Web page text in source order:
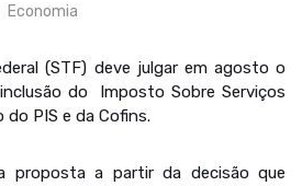
Economia
(STF) deve julgar em agosto o
do Imposto Sobre Serviços
do PIS e da Cofins.
proposta a partir da decisão que